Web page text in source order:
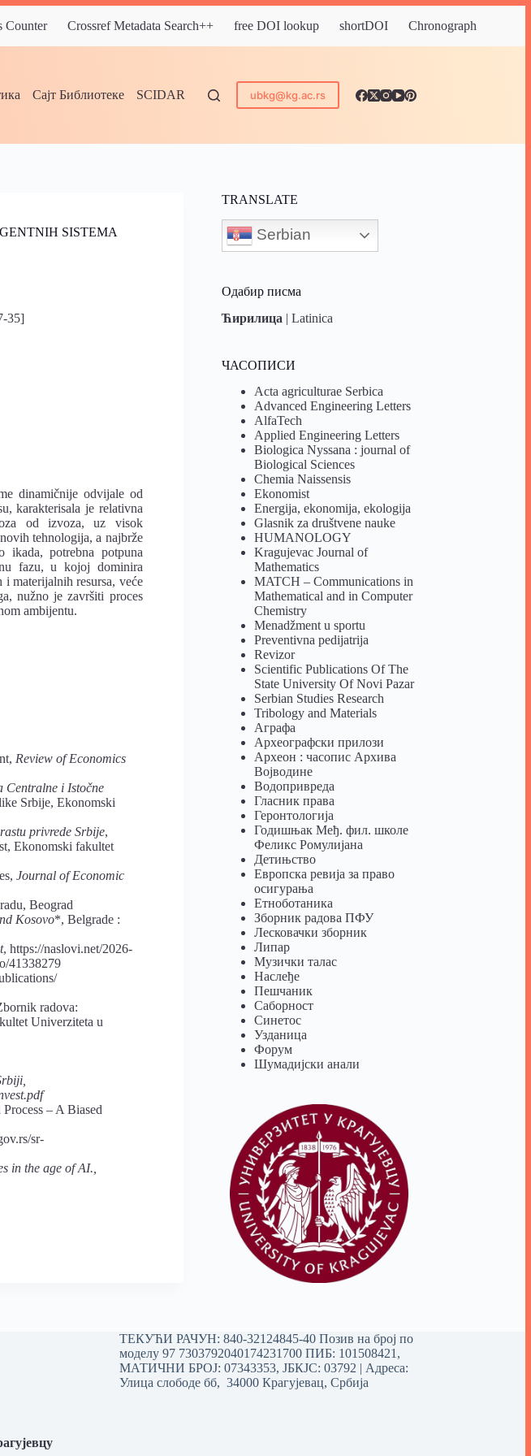
Counter Crossref Metadata Search++ free DOI lookup shortDOI Chronograph
Сајт Библиотеке SCIDAR ubkg@kg.ac.rs
SISTEMA
35]
dinamičnije odvijale od
karakterisala je relativna
od izvoza, uz visok
tehnologija, a najbrže
ikada, potrebna potpuna
fazu, u kojoj dominira
materijalnih resursa, veće
nužno je završiti proces
ambijentu.
Review of Economics
Centralne i Istočne
Srbije, Ekonomski
privrede Srbije,
Ekonomski fakultet
Journal of Economic
Beograd
Kosovo*, Belgrade :
, https://naslovi.net/2026-
41338279
radova:
Univerziteta u
– A Biased
sr-
in the age of AI.,
TRANSLATE
Serbian
Одабир писма
Ћирилица |Latinica
ЧАСОПИСИ
Acta agriculturae Serbica
Advanced Engineering Letters
AlfaTech
Applied Engineering Letters
Biologica Nyssana : journal of
Biological Sciences
Chemia Naissensis
Ekonomist
Energija, ekonomija, ekologija
Glasnik za društvene nauke
HUMANOLOGY
Kragujevac Journal of
Mathematics
MATCH – Communications in
Mathematical and in Computer
Chemistry
Menadžment u sportu
Preventivna pedijatrija
Revizor
Scientific Publications Of The
State University Of Novi Pazar
Serbian Studies Research
Tribology and Materials
Аграфа
Археографски прилози
Археон : часопис Архива
Војводине
Водопривреда
Гласник права
Геронтологија
Годишњак Међ. фил. школе
Феликс Ромулијана
Детињство
Европска ревија за право
осигурања
Eтноботаника
Зборник радова ПФУ
Лесковачки зборник
Липар
Музички талас
Наслеђе
Пешчаник
Саборност
Синетос
Узданица
Форум
Шумадијски анали
ТЕКУЋИ РАЧУН: 840-32124845-40 Позив на број по
моделу 97 7303792040174231700ПИБ: 101508421,
МАТИЧНИ БРОЈ: 07343353, ЈБКЈС: 03792 | Aдреса:
Улица слободе бб, 34000 Крагујевац, Србија